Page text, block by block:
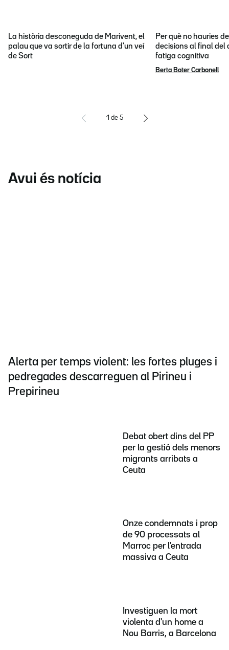
La història desconeguda de Marivent, el
palau que va sortir de la fortuna d'un veí
de Sort
Per què no hauries
decisions al final del
fatiga cognitiva
Berta Boter Carbonell
1 de 5
Avui és notícia
Alerta per temps violent: les fortes pluges i
pedregades descarreguen al Pirineu i
Prepirineu
Debat obert dins del PP
per la gestió dels menors
migrants arribats a
Ceuta
Onze condemnats i prop
de 90 processats al
Marroc per l'entrada
massiva a Ceuta
Investiguen la mort
violenta d'un home a
Nou Barris, a Barcelona